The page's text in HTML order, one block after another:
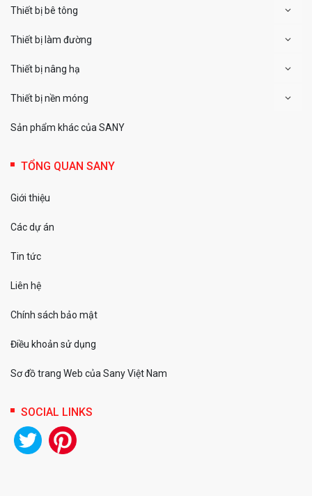
Thiết bị bê tông
Thiết bị làm đường
Thiết bị nâng hạ
Thiết bị nền móng
Sản phẩm khác của SANY
TỔNG QUAN SANY
Giới thiệu
Các dự án
Tin tức
Liên hệ
Chính sách bảo mật
Điều khoản sử dụng
Sơ đồ trang Web của Sany Việt Nam
SOCIAL LINKS